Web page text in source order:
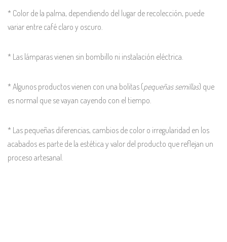
* Color de la palma, dependiendo del lugar de recolección, puede
variar entre café claro y oscuro.
* Las lámparas vienen sin bombillo ni instalación eléctrica.
* Algunos productos vienen con una bolitas (pequeñas semillas) que
es normal que se vayan cayendo con el tiempo.
* Las pequeñas diferencias, cambios de color o irregularidad en los
acabados es parte de la estética y valor del producto que reflejan un
proceso artesanal.